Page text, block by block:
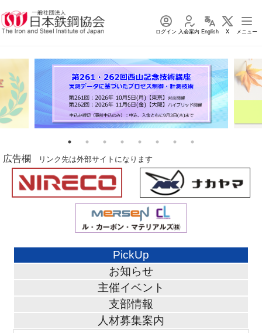
ログイン 入会案内 English X メニュー
広告欄 リンク先は外部サイトになります
PickUp
お知らせ
主催イベント
支部情報
人材募集案内